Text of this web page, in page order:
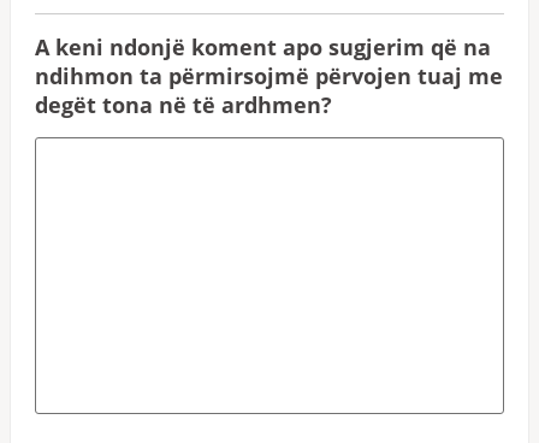
A keni ndonjë koment apo sugjerim që na
ndihmon ta përmirsojmë përvojen tuaj me
degët tona në të ardhmen?